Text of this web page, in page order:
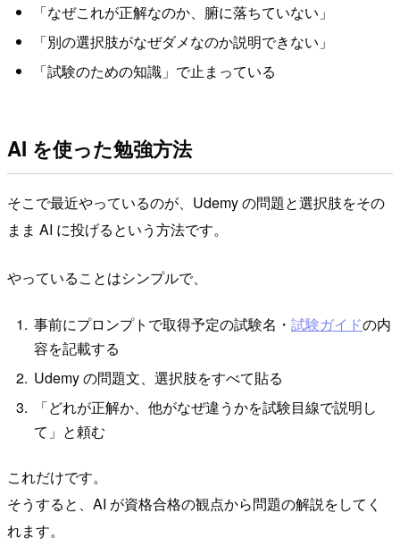
「なぜこれが正解なのか、腑に落ちていない」
「別の選択肢がなぜダメなのか説明できない」
「試験のための知識」で止まっている
AI を使った勉強方法
そこで最近やっているのが、Udemy の問題と選択肢をその
まま AI に投げるという方法です。
やっていることはシンプルで、
事前にプロンプトで取得予定の試験名・試験ガイドの内
容を記載する
Udemy の問題文、選択肢をすべて貼る
「どれが正解か、他がなぜ違うかを試験目線で説明し
て」と頼む
これだけです。
そうすると、AI が資格合格の観点から問題の解説をしてく
れます。